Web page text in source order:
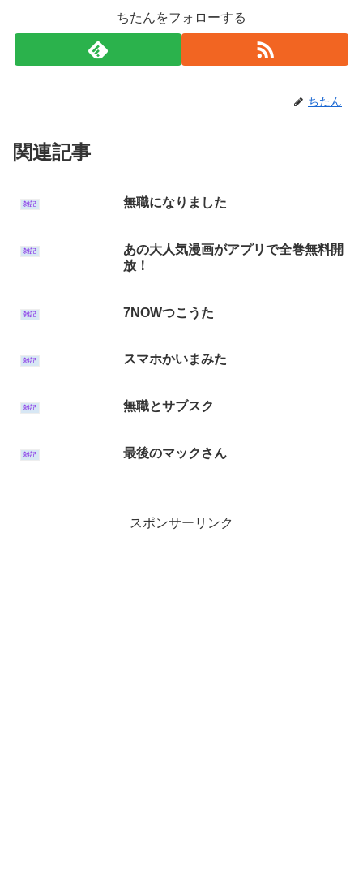
ちたんをフォローする
ちたん
関連記事
雑記 無職になりました
雑記
あの大人気漫画がアプリで全巻無料開
放！
雑記 7NOWつこうた
雑記 スマホかいまみた
雑記 無職とサブスク
雑記 最後のマックさん
スポンサーリンク